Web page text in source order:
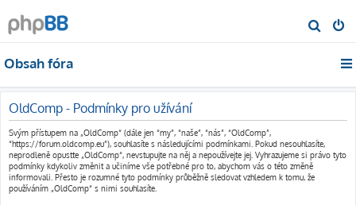
l
t
Obsah fóra
OldComp - Podmínky pro užívání
Svým přístupem na „OldComp“ (dále jen “my”, “naše”, “nás”, “OldComp”,
“https://forum.oldcomp.eu”), souhlasíte s následujícími podmínkami. Pokud nesouhlasíte,
neprodleně opusťte „OldComp“, nevstupujte na něj a nepoužívejte jej. Vyhrazujeme si právo tyto
podmínky kdykoliv změnit a učiníme vše potřebné pro to, abychom vás o této změně
informovali. Přesto je rozumné tyto podmínky průběžně sledovat vzhledem k tomu, že
používáním „OldComp“ s nimi souhlasíte.